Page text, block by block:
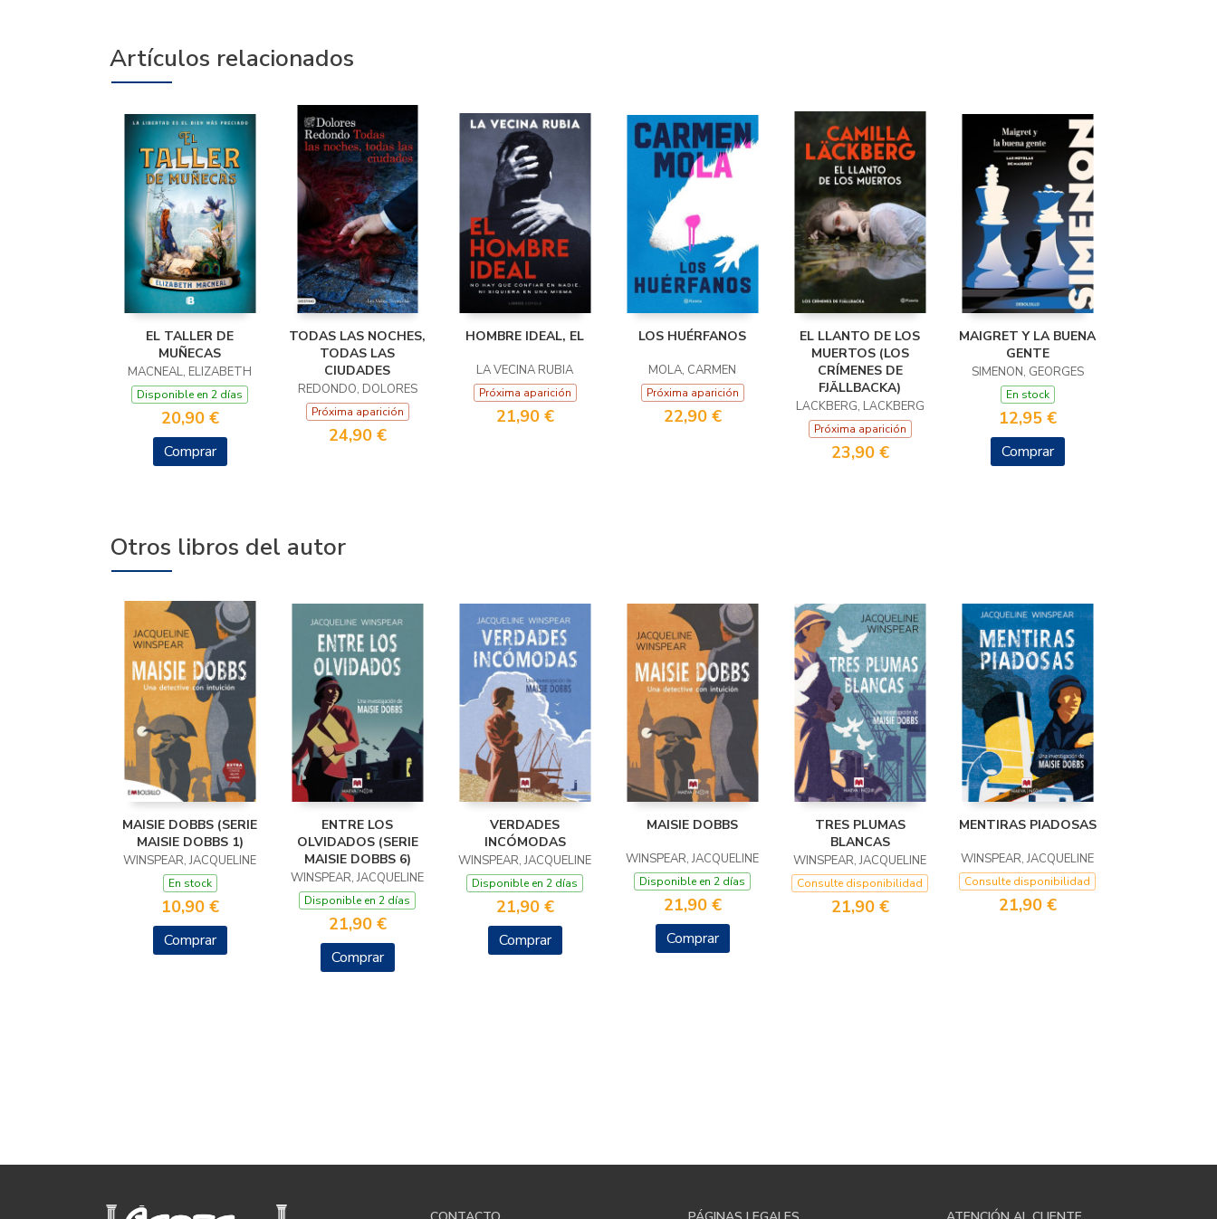
Artículos relacionados
EL TALLER DE
MUÑECAS
MACNEAL, ELIZABETH
Disponible en 2 días
20,90 €
Comprar
TODAS LAS NOCHES,
TODAS LAS
CIUDADES
REDONDO, DOLORES
Próxima aparición
24,90 €
HOMBRE IDEAL, EL
LA VECINA RUBIA
Próxima aparición
21,90 €
LOS HUÉRFANOS
MOLA, CARMEN
Próxima aparición
22,90 €
EL LLANTO DE LOS
MUERTOS (LOS
CRÍMENES DE
FJÄLLBACKA)
LÄCKBERG, LÄCKBERG
Próxima aparición
23,90 €
MAIGRET Y LA BUENA
GENTE
SIMENON, GEORGES
En stock
12,95 €
Comprar
Otros libros del autor
MAISIE DOBBS (SERIE
MAISIE DOBBS 1)
WINSPEAR, JACQUELINE
En stock
10,90 €
Comprar
ENTRE LOS
OLVIDADOS (SERIE
MAISIE DOBBS 6)
WINSPEAR, JACQUELINE
Disponible en 2 días
21,90 €
Comprar
VERDADES
INCÓMODAS
WINSPEAR, JACQUELINE
Disponible en 2 días
21,90 €
Comprar
MAISIE DOBBS
WINSPEAR, JACQUELINE
Disponible en 2 días
21,90 €
Comprar
TRES PLUMAS
BLANCAS
WINSPEAR, JACQUELINE
Consulte disponibilidad
21,90 €
MENTIRAS PIADOSAS
WINSPEAR, JACQUELINE
Consulte disponibilidad
21,90 €